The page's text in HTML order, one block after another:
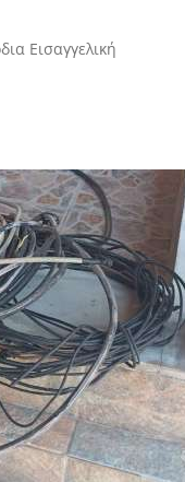
Εισαγγελική